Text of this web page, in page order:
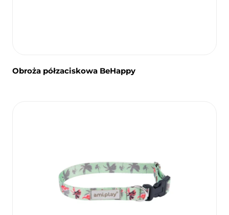
Obroża półzaciskowa BeHappy